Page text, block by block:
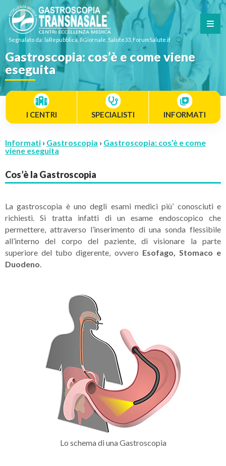
Segnalato da: laRepubblica, IlGiornale, Salute33, ForumSalute.it
Gastroscopia: cos’è e come viene
eseguita
I CENTRI SPECIALISTI INFORMATI
Informati › Gastroscopia › Gastroscopia: cos’è e come
viene eseguita
Cos’è la Gastroscopia
La gastroscopia è uno degli esami medici più’ conosciuti e
richiesti. Si tratta infatti di un esame endoscopico che
permettere, attraverso l’inserimento di una sonda flessibile
all’interno del corpo del paziente, di visionare la parte
superiore del tubo digerente, ovvero Esofago, Stomaco e
Duodeno.
Lo schema di una Gastroscopia